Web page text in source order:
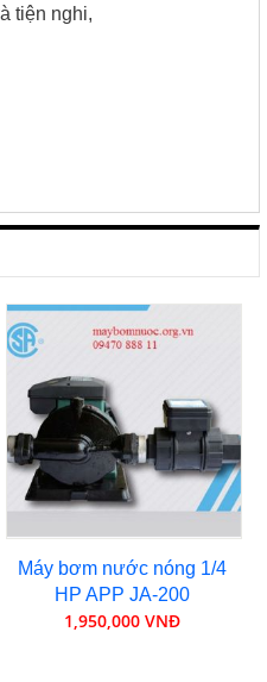
tiện nghi,
Máy bơm nước nóng 1/4
HP APP JA-200
1,950,000 VNĐ